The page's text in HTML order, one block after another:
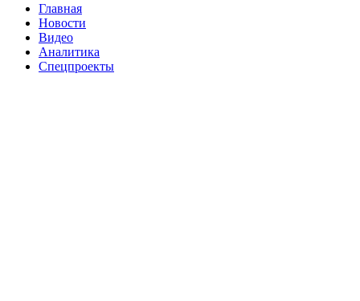
Главная
Новости
Видео
Аналитика
Спецпроекты